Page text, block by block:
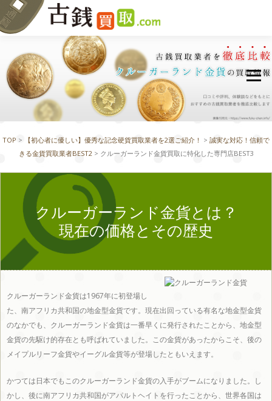
古銭買取業者ランキング
古銭の種類別買取情報
旧紙幣の額面別買取情報
硬貨の額面別買取情報
都道府県別口コミ情報
北海道・東北エリア
北海 青森 秋田 岩手 山形
宮城 福島
TOP > 【初心者に優しい】優秀な記念硬貨買取業者を2選ご紹介！ > 誠実な対応！信頼で
きる金貨買取業者BEST2 > クルーガーランド金貨買取に特化した専門店BEST3
クルーガーランド金貨とは？
現在の価格とその歴史
クルーガーランド金貨は1967年に初登場し
た、南アフリカ共和国の地金型金貨です。現在出回っている有名な地金型金貨
のなかでも、クルーガーランド金貨は一番早くに発行されたことから、地金型
金貨の先駆け的存在とも呼ばれていました。この金貨があったからこそ、後の
メイプルリーフ金貨やイーグル金貨等が登場したともいえます。
かつては日本でもこのクルーガーランド金貨の入手がブームになりました。し
かし、後に南アフリカ共和国がアパルトヘイトを行ったことから、世界各国は